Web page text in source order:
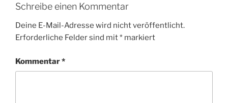
Schreibe einen Kommentar
Deine E-Mail-Adresse wird nicht veröffentlicht.
Erforderliche Felder sind mit* markiert
Kommentar*